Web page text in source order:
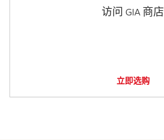
访问 GIA 商店
立即选购